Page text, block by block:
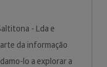
- Lda e
da informação
lo a explorar a